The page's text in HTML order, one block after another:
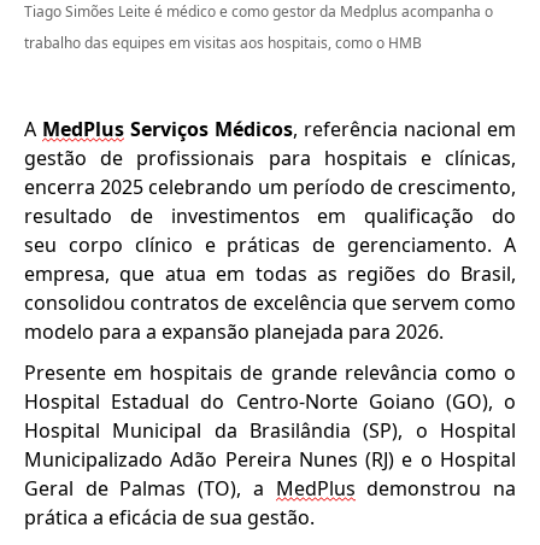
Tiago Simões Leite é médico e como gestor da Medplus acompanha o
trabalho das equipes em visitas aos hospitais, como o HMB
A MedPlus Serviços Médicos, referência nacional em
gestão de profissionais para hospitais e clínicas,
encerra 2025 celebrando um período de crescimento,
resultado de investimentos emqualificaçãodo
seu corpo clínico e práticas de gerenciamento. A
empresa, que atua em todas as regiões do Brasil,
consolidou contratos de excelência que servem como
modelo para a expansão planejada para 2026.
Presente em hospitais de grande relevância como o
Hospital Estadual do Centro-Norte Goiano (GO), o
Hospital Municipal da Brasilândia (SP), o Hospital
Municipalizado Adão Pereira Nunes (RJ) e o Hospital
Geral de Palmas (TO), a MedPlus demonstrou na
prática a eficácia de sua gestão.